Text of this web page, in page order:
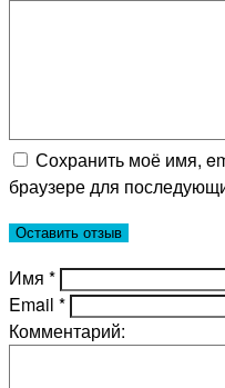
Сохранить моё имя,
браузере для
Имя *
Email *
Комментарий: